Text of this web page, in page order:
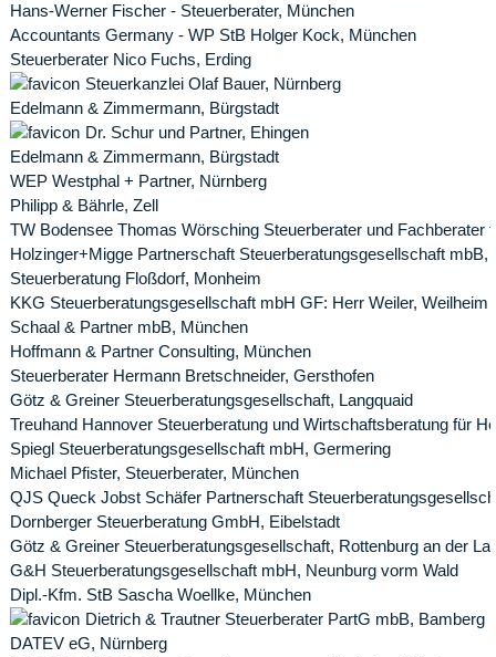
Hans-Werner Fischer - Steuerberater, München
Accountants Germany - WP StB Holger Kock, München
Steuerberater Nico Fuchs, Erding
Steuerkanzlei Olaf Bauer, Nürnberg
Edelmann & Zimmermann, Bürgstadt
Dr. Schur und Partner, Ehingen
Edelmann & Zimmermann, Bürgstadt
WEP Westphal + Partner, Nürnberg
Philipp & Bährle, Zell
TW Bodensee Thomas Wörsching Steuerberater und Fachberater
Holzinger+Migge Partnerschaft Steuerberatungsgesellschaft mbB,
Steuerberatung Floßdorf, Monheim
KKG Steuerberatungsgesellschaft mbH GF: Herr Weiler, Weilheim
Schaal & Partner mbB, München
Hoffmann & Partner Consulting, München
Steuerberater Hermann Bretschneider, Gersthofen
Götz & Greiner Steuerberatungsgesellschaft, Langquaid
Treuhand Hannover Steuerberatung und Wirtschaftsberatung für
Spiegl Steuerberatungsgesellschaft mbH, Germering
Michael Pfister, Steuerberater, München
QJS Queck Jobst Schäfer Partnerschaft
Dornberger Steuerberatung GmbH, Eibelstadt
Götz & Greiner Steuerberatungsgesellschaft, Rottenburg an der
G&H Steuerberatungsgesellschaft mbH, Neunburg vorm Wald
Dipl.-Kfm. StB Sascha Woellke, München
Dietrich & Trautner Steuerberater PartG mbB, Bamberg
DATEV eG, Nürnberg